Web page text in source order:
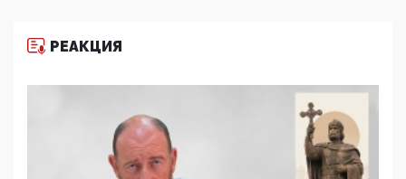
11:53, 09 Июня 2026
деятельность ИИТО ЮНЕСКО в России, но
цифроглобалисты продолжают определять
повестку в образовании
09:43, 01 Июня 2026
5G за счет здоровья граждан: Минцифры намерено
РЕАКЦИЯ